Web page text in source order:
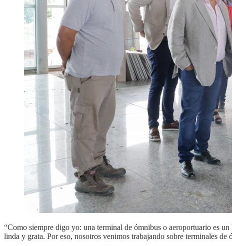
“Como siempre digo yo: una terminal de ómnibus o aeroportuario es
linda y grata. Por eso, nosotros venimos trabajando sobre terminales